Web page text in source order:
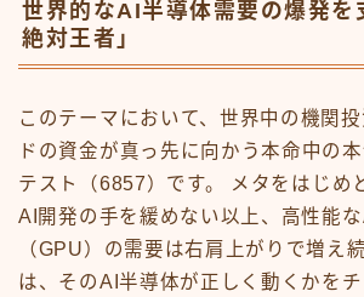
世界的なAI半導体需要の爆発を
絶対王者」
このテーマにおいて、世界中の機関
ドの資金が真っ先に向かう本命中の
テスト（6857）です。 メタをはじめ
AI開発の手を緩めない以上、高性能
（GPU）の需要は右肩上がりで増え
は、そのAI半導体が正しく動くかを